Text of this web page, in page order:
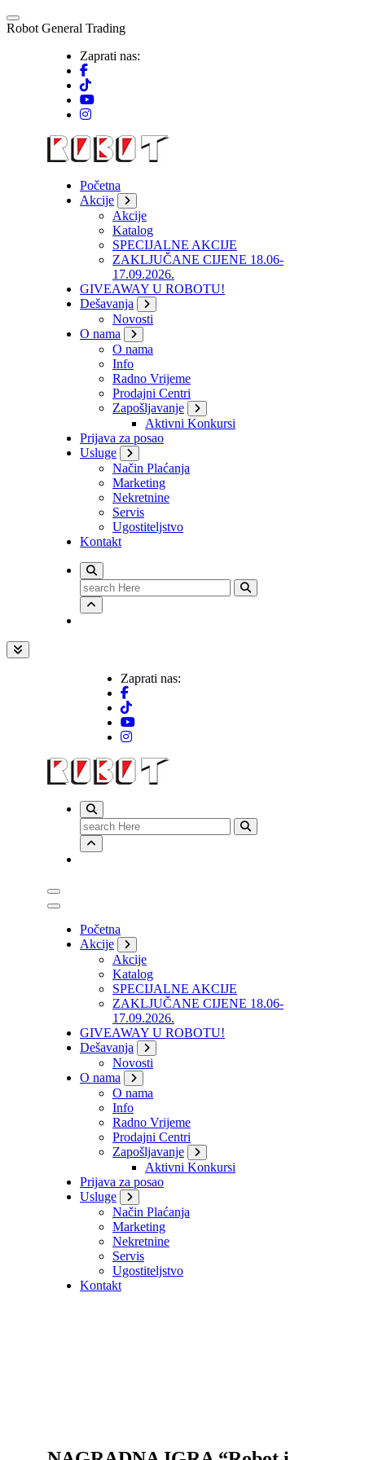
Skip
to
Robot General Trading
Zaprati nas:
Početna
Akcije
Akcije
Katalog
SPECIJALNE AKCIJE
ZAKLJUČANE CIJENE 18.06-
17.09.2026.
GIVEAWAY U ROBOTU!
Dešavanja
Novosti
O nama
O nama
Info
Radno Vrijeme
Prodajni Centri
Zapošljavanje
Aktivni Konkursi
Prijava za posao
Usluge
Način Plaćanja
Marketing
Nekretnine
Servis
Ugostiteljstvo
Kontakt
Search
for:
Zaprati nas:
Search
for:
Početna
Akcije
Akcije
Katalog
SPECIJALNE AKCIJE
ZAKLJUČANE CIJENE 18.06-
17.09.2026.
GIVEAWAY U ROBOTU!
Dešavanja
Novosti
O nama
O nama
Info
Radno Vrijeme
Prodajni Centri
Zapošljavanje
Aktivni Konkursi
Prijava za posao
Usluge
Način Plaćanja
Marketing
Nekretnine
Servis
Ugostiteljstvo
Kontakt